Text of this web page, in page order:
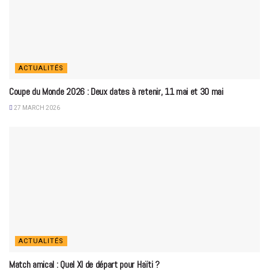
ACTUALITÉS
Coupe du Monde 2026 : Deux dates à retenir, 11 mai et 30 mai
27 MARCH 2026
ACTUALITÉS
Match amical : Quel XI de départ pour Haïti ?